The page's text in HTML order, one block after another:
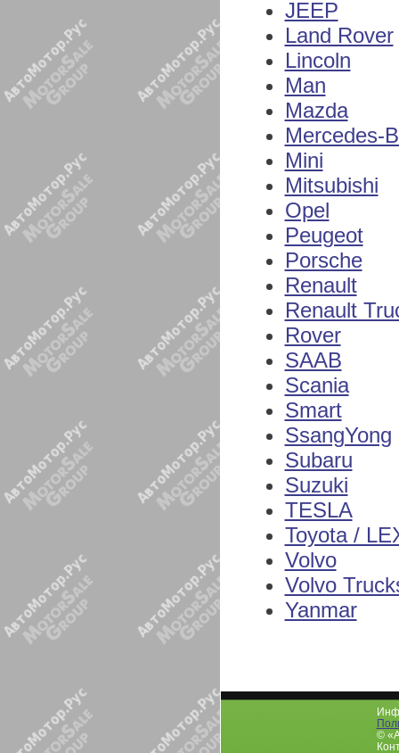
JEEP
Land Rover
Lincoln
Man
Mazda
Mercedes-
Mini
Mitsubishi
Opel
Peugeot
Porsche
Renault
Renault
Rover
SAAB
Scania
Smart
SsangYong
Subaru
Suzuki
TESLA
Toyota /
Volvo
Volvo
Yanmar
©